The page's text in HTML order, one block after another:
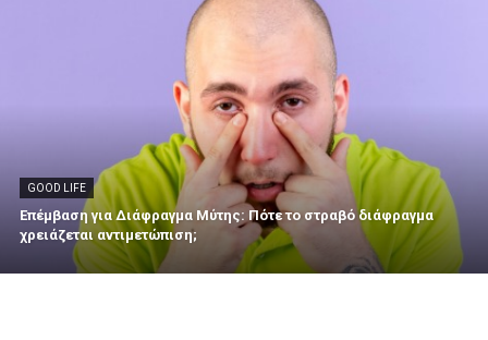
GOOD LIFE
Επέμβαση για Διάφραγμα Μύτης: Πότε το στραβό διάφραγμα
χρειάζεται αντιμετώπιση;